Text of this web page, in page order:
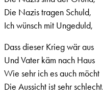
Die Nazis tragen Schuld,
Ich wünsch mit Ungeduld,
Dass dieser Krieg wär aus
Und Vater käm nach Haus
Wie sehr ich es auch möcht
Die Aussicht ist sehr schlecht.